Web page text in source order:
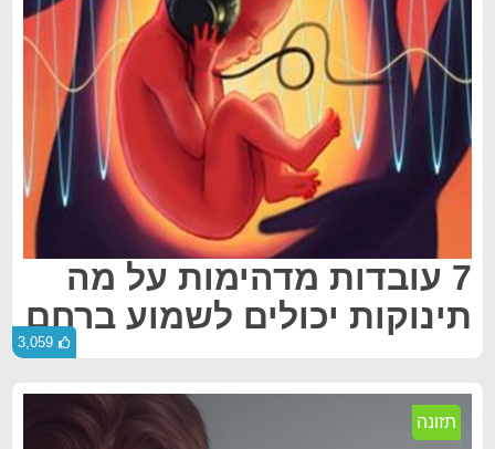
7 עובדות מדהימות על מה
תינוקות יכולים לשמוע ברחם
3,059
תזונה